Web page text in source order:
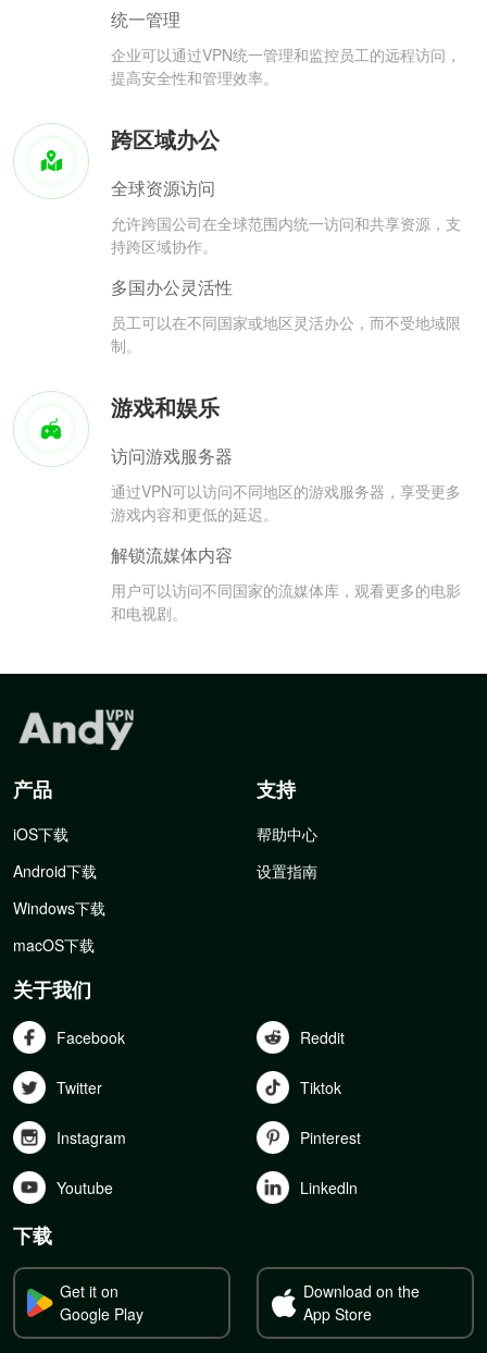
统一管理
企业可以通过VPN统一管理和监控员工的远程访问，
提高安全性和管理效率。
跨区域办公
全球资源访问
允许跨国公司在全球范围内统一访问和共享资源，支
持跨区域协作。
多国办公灵活性
员工可以在不同国家或地区灵活办公，而不受地域限
制。
游戏和娱乐
访问游戏服务器
通过VPN可以访问不同地区的游戏服务器，享受更多
游戏内容和更低的延迟。
解锁流媒体内容
用户可以访问不同国家的流媒体库，观看更多的电影
和电视剧。
产品
iOS下载
Android下载
Windows下载
macOS下载
支持
帮助中心
设置指南
关于我们
Facebook Reddit
Twitter Tiktok
Instagram Pinterest
Youtube Linkedln
下载
Get it on
Google Play
Download on the
App Store